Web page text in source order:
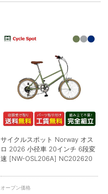
サイクルスポット Norway オス
ロ 2026 小径車 20インチ 6段変
速 [NW-OSL206A] NC202620
オープン価格